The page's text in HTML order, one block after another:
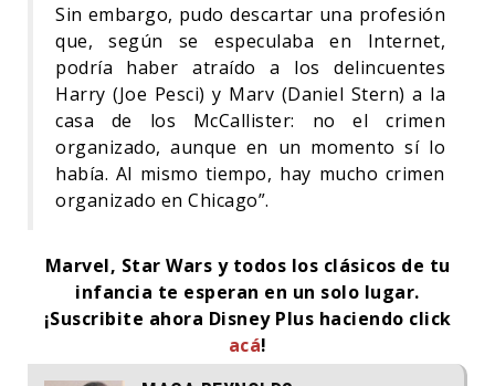
Sin embargo, pudo descartar una profesión
que, según se especulaba en Internet,
podría haber atraído a los delincuentes
Harry (Joe Pesci) y Marv (Daniel Stern) a la
casa de los McCallister: no el crimen
organizado, aunque en un momento sí lo
había. Al mismo tiempo, hay mucho crimen
organizado en Chicago”.
Marvel, Star Wars y todos los clásicos de tu
infancia te esperan en un solo lugar.
¡Suscribite ahora Disney Plus haciendo click
acá!